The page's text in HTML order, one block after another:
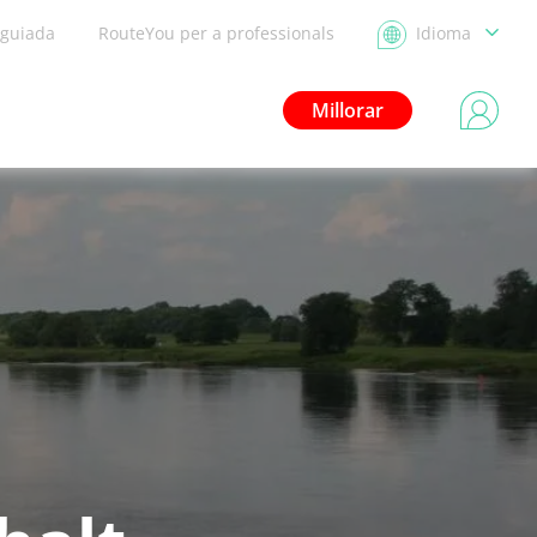
RouteYou per a professionals Idioma
Millorar